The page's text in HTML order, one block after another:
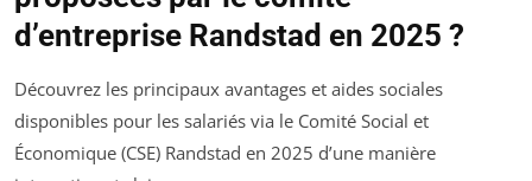
d’entreprise Randstad en 2025 ?
Découvrez les principaux avantages et aides sociales
disponibles pour les salariés via le Comité Social et
Économique (CSE) Randstad en 2025 d’une manière